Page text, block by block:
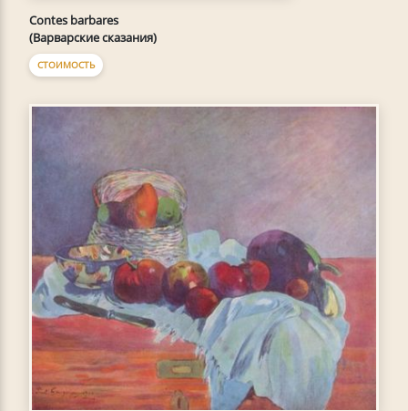
Contes barbares
(Варварские сказания)
СТОИМОСТЬ